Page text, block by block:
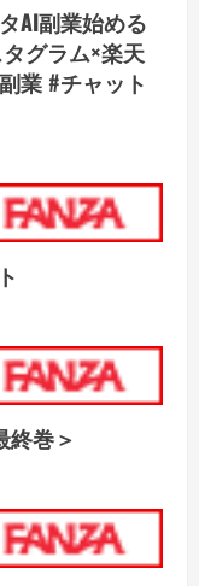
AI副業始める
グラム×楽天
業 #チャット
終巻＞